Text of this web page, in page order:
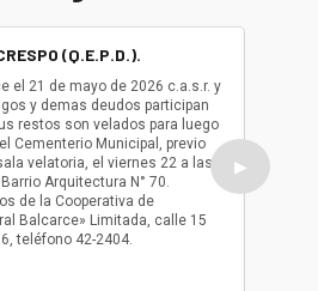
(Q.E.P.D.).
el 21 de mayo de 2026 c.a.s.r. y
y demas deudos participan
restos son velados para luego
Cementerio Municipal, previo
velatoria, el viernes 22 a las
Arquitectura N° 70.
de la Cooperativa de
Balcarce» Limitada, calle 15
teléfono 42-2404.
ser
oficio
▶